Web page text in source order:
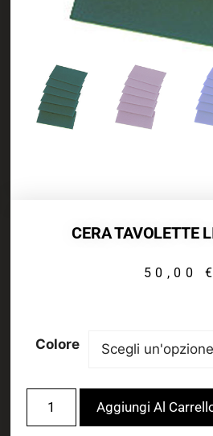
CERA TAVOLETTE
50,00 €
Colore
Aggiungi Al